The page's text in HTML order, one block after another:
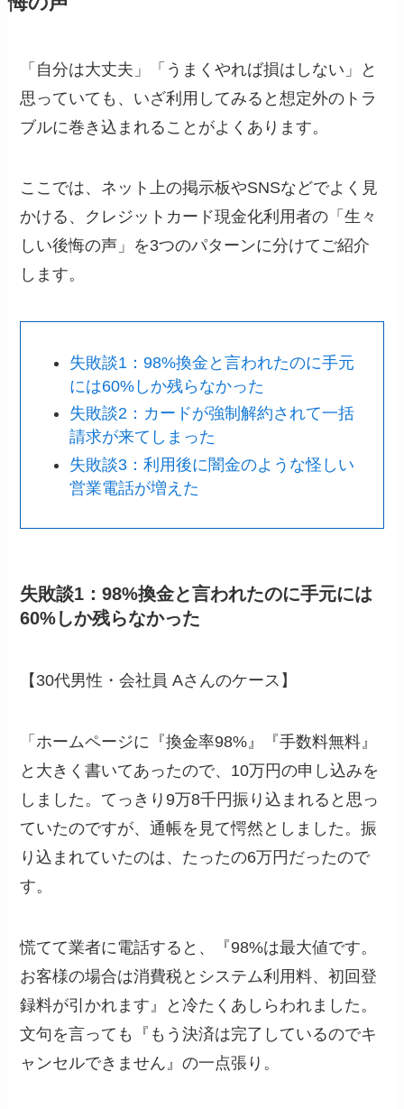
「自分は大丈夫」「うまくやれば損はしない」と
思っていても、いざ利用してみると想定外のトラ
ブルに巻き込まれることがよくあります。
ここでは、ネット上の掲示板やSNSなどでよく見
かける、クレジットカード現金化利用者の「生々
しい後悔の声」を3つのパターンに分けてご紹介
します。
失敗談1：98%換金と言われたのに手元
には60%しか残らなかった
失敗談2：カードが強制解約されて一括
請求が来てしまった
失敗談3：利用後に闇金のような怪しい
営業電話が増えた
失敗談1：98%換金と言われたのに手元には
60%しか残らなかった
【30代男性・会社員 Aさんのケース】
「ホームページに『換金率98%』『手数料無料』
と大きく書いてあったので、10万円の申し込みを
しました。てっきり9万8千円振り込まれると思っ
ていたのですが、通帳を見て愕然としました。振
り込まれていたのは、たったの6万円だったので
す。
慌てて業者に電話すると、『98%は最大値です。
お客様の場合は消費税とシステム利用料、初回登
録料が引かれます』と冷たくあしらわれました。
文句を言っても『もう決済は完了しているのでキ
ャンセルできません』の一点張り。